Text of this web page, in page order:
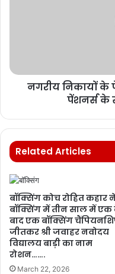
नगरीय निकायों के
पेंशनर्स के
Related Articles
बॉक्सिंग कोच रोहित कहार
बॉक्सिंग में तीन साल में
बाद एक बॉक्सिंग
जीतकर श्री जवाहर नवोदय
विद्यालय बाड़ी का नाम
रोशन…….
March 22, 2026